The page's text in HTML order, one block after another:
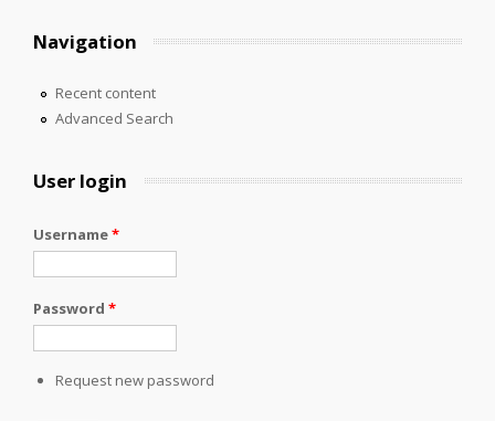
Navigation
Recent content
Advanced Search
User login
Username*
Password *
Request new password